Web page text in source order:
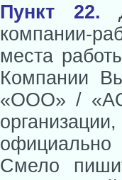
Пункт 22.
компании-
места
Компании
«OOO» /
Смело